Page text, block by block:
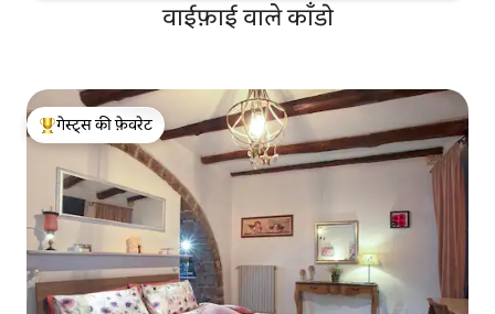
वाईफ़ाई वाले काँडो
गेस्ट्स का टॉप फ़ेवरेट
गेस्ट्स की फ़ेवरेट